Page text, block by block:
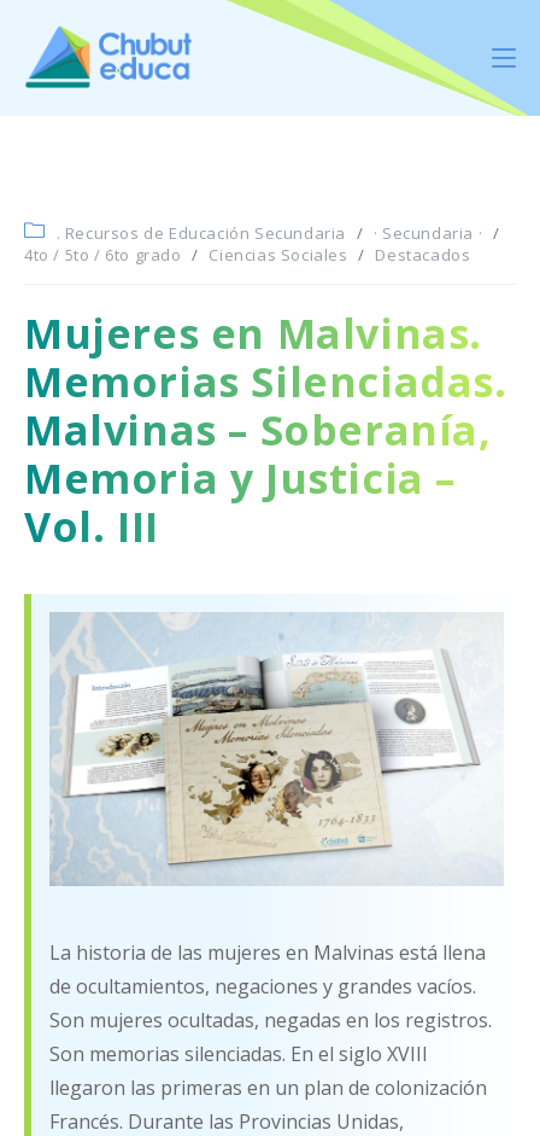
. Recursos de Educación Secundaria / · Secundaria · /
4to / 5to / 6to grado / Ciencias Sociales / Destacados
Mujeres en Malvinas.
Memorias Silenciadas.
Malvinas – Soberanía,
Memoria y Justicia –
Vol. III
La historia de las mujeres en Malvinas está llena
de ocultamientos, negaciones y grandes vacíos.
Son mujeres ocultadas, negadas en los registros.
Son memorias silenciadas. En el siglo XVIII
llegaron las primeras en un plan de colonización
Francés. Durante las Provincias Unidas,